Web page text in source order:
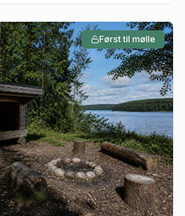
Først til mølle